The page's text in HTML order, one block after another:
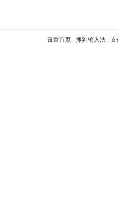
设置首页 - 搜狗输入法 - 支